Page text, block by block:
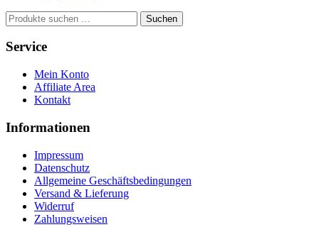
Suchen
nach:
Suchen
Service
Mein Konto
Affiliate Area
Kontakt
Informationen
Impressum
Datenschutz
Allgemeine Geschäftsbedingungen
Versand & Lieferung
Widerruf
Zahlungsweisen